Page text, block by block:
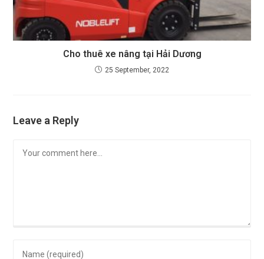
Cho thuê xe nâng tại Hải Dương
25 September, 2022
Leave a Reply